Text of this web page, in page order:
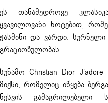
ეს თანამედროვე
ყვავილოვანი ნოტებით,
ჟასმინი და ვარდი. სურნელი
გრაციოზულობას.
სუნამო Christian Dior
მიქსი, რომელიც იწყება
ნესვის გამაგრილებელი